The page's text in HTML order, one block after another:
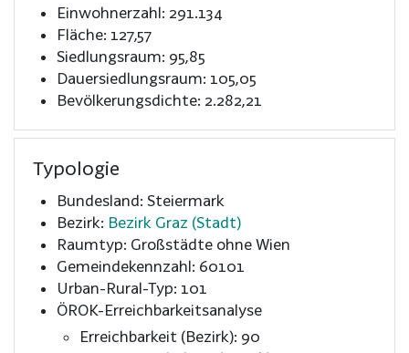
Einwohnerzahl: 291.134
Fläche: 127,57
Siedlungsraum: 95,85
Dauersiedlungsraum: 105,05
Bevölkerungsdichte: 2.282,21
Typologie
Bundesland: Steiermark
Bezirk: Bezirk Graz (Stadt)
Raumtyp: Großstädte ohne Wien
Gemeindekennzahl: 60101
Urban-Rural-Typ: 101
ÖROK-Erreichbarkeitsanalyse
Erreichbarkeit (Bezirk): 90